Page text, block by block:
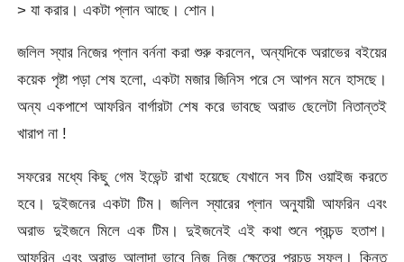
> যা করার। একটা প্লান আছে। শোন।
জলিল স্যার নিজের প্লান বর্ননা করা শুরু করলেন, অন্যদিকে অরাভের বইয়ের
কয়েক পৃষ্টা পড়া শেষ হলো, একটা মজার জিনিস পরে সে আপন মনে হাসছে।
অন্য একপাশে আফরিন বার্গারটা শেষ করে ভাবছে অরাভ ছেলেটা নিতান্তই
খারাপ না !
সফরের মধ্যে কিছু গেম ইভেন্ট রাখা হয়েছে যেখানে সব টিম ওয়াইজ করতে
হবে। দুইজনের একটা টিম। জলিল স্যারের প্লান অনুযায়ী আফরিন এবং
অরাভ দুইজনে মিলে এক টিম। দুইজনেই এই কথা শুনে প্রচন্ড হতাশ।
আফরিন এবং অরাভ আলাদা ভাবে নিজ নিজ ক্ষেত্রে প্রচন্ড সফল। কিন্তু